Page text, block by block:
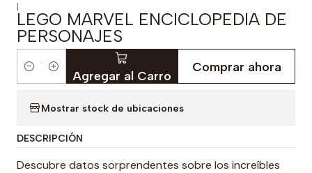
|
LEGO MARVEL ENCICLOPEDIA DE
PERSONAJES
Cantidad Agregar al Carro
Comprar ahora
Mostrar stock de ubicaciones
DESCRIPCIÓN
Descubre datos sorprendentes sobre los increíbles